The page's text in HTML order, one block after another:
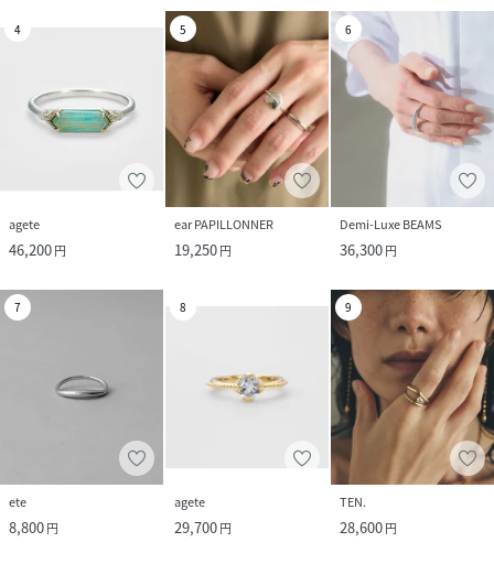
4
agete
46,200円
5
ear PAPILLONNER
19,250円
6
Demi-Luxe BEAMS
36,300円
7
ete
8,800円
8
agete
29,700円
9
TEN.
28,600円